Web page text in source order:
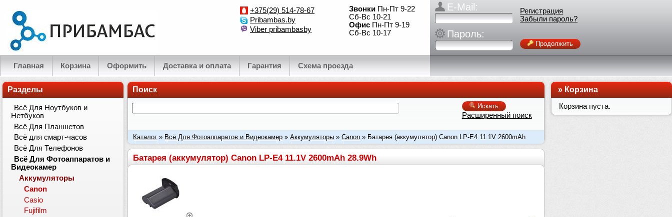
+375(29) 514-78-67
Pribambas.by
Viber pribambasby
Звонки Пн-Пт 9-22
Сб-Вс 10-21
Офис Пн-Пт 9-19
Сб-Вс 10-17
Главная Корзина Оформить Доставка и оплата Гарантия Схема проезда
E-Mail:
Пароль:
Регистрация
Забыли пароль?
Продолжить
Поиск
Искать
Расширенный поиск
Каталог » Всё Для Фотоаппаратов и Видеокамер »Аккумуляторы »Canon » Батарея (аккумулятор) Canon LP-E4 11.1V 2600mAh
28.9Wh
Батарея (аккумулятор) Canon LP-E4 11.1V 2600mAh 28.9Wh
Разделы
Всё Для Ноутбуков и
Нетбуков
Всё Для Планшетов
Всё для смарт-часов
Всё Для Телефонов
Всё Для Фотоаппаратов и
Видеокамер
Аккумуляторы
Canon
Casio
Fujifilm
»Корзина
Корзина пуста.